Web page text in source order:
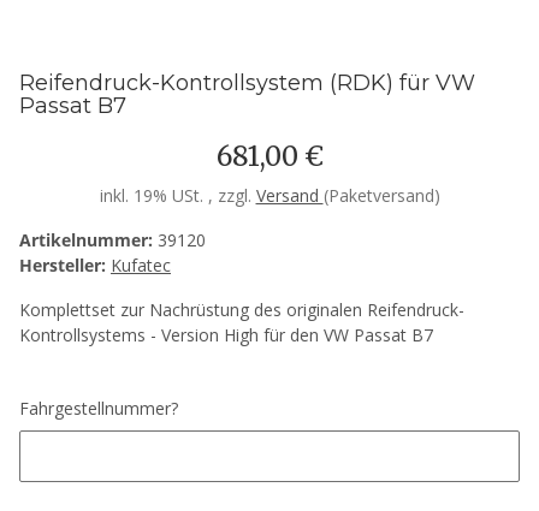
Reifendruck-Kontrollsystem (RDK) für VW
Passat B7
681,00 €
inkl. 19% USt. , zzgl. Versand (Paketversand)
Artikelnummer: 39120
Hersteller: Kufatec
Komplettset zur Nachrüstung des originalen Reifendruck-
Kontrollsystems - Version High für den VW Passat B7
Fahrgestellnummer?